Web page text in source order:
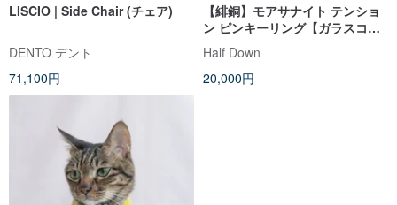
LISCIO | Side Chair (チェア)
DENTO デント
71,100円
【緋銅】モアサナイト テンショ
ン ピンキーリング【ガラスコー
ト仕様】
Half Down
20,000円